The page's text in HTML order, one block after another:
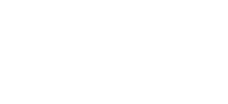
of Pharmaceutics: X, 9, 100342, (Jun. 2025)
D. Antonenko, L. N. Kennes und M. Gollasch,
depend on the amount of water consumed?,
Physiologie des Magens und der gastrointestinalen
Acceptability
der Nahrung